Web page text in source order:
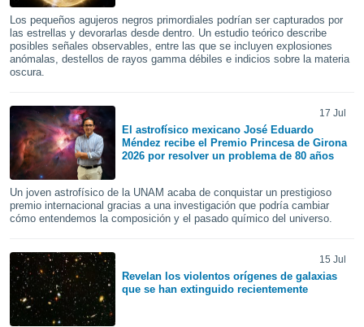
cookies
aceptar
de
sitio
te
sean
el sitio
Los pequeños agujeros negros primordiales podrían ser capturados por
las estrellas y devorarlas desde dentro. Un estudio teórico describe
posibles señales observables, entre las que se incluyen explosiones
anómalas, destellos de rayos gamma débiles e indicios sobre la materia
oscura.
17 Jul
El astrofísico mexicano José Eduardo
Méndez recibe el Premio Princesa de Girona
2026 por resolver un problema de 80 años
Un joven astrofísico de la UNAM acaba de conquistar un prestigioso
premio internacional gracias a una investigación que podría cambiar
cómo entendemos la composición y el pasado químico del universo.
15 Jul
Revelan los violentos orígenes de galaxias
que se han extinguido recientemente